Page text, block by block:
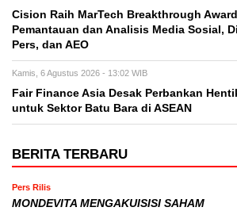
Cision Raih MarTech Breakthrough
Pemantauan dan Analisis Media Sosial,
Pers, dan AEO
Kamis, 6 Agustus 2026 - 13:02 WIB
Fair Finance Asia Desak Perbankan
untuk Sektor Batu Bara di ASEAN
BERITA TERBARU
Pers Rilis
MONDEVITA MENGAKUISISI SAHAM